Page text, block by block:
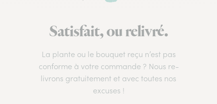
Satisfait, ou relivré.
La plante ou le bouquet reçu n’est pas
conforme à votre commande ? Nous re-
livrons gratuitement et avec toutes nos
excuses !